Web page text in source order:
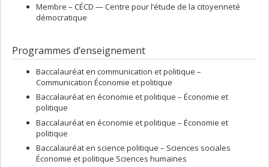
Membre – CÉCD — Centre pour l’étude de la citoyenneté
démocratique
Programmes d’enseignement
Baccalauréat en communication et politique –
Communication Économie et politique
Baccalauréat en économie et politique – Économie et
politique
Baccalauréat en économie et politique – Économie et
politique
Baccalauréat en science politique – Sciences sociales
Économie et politique Sciences humaines